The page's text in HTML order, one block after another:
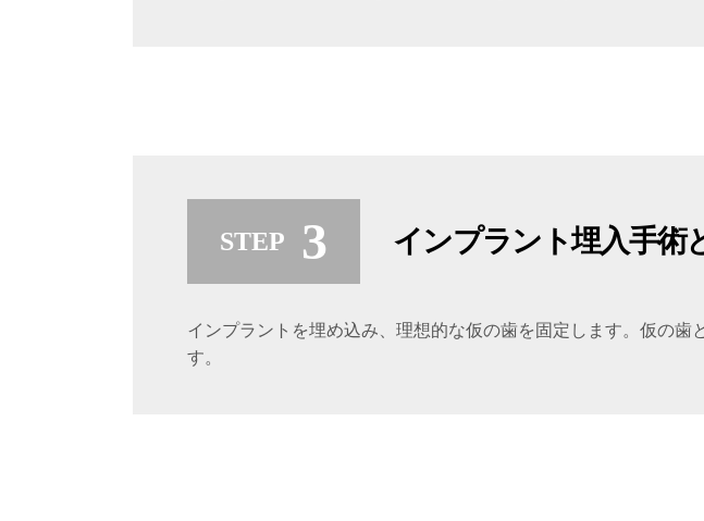
インプラント埋入手術
インプラントを埋め込み、理想的な仮の歯を固定します。仮の
す。